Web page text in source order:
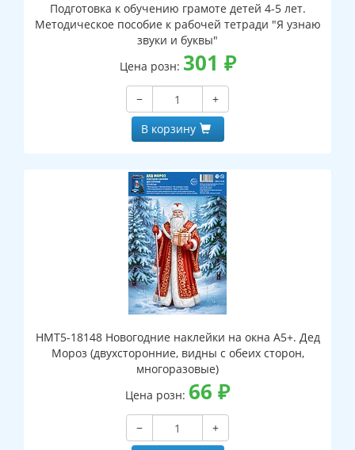
Подготовка к обучению грамоте детей 4-5 лет.
Методическое пособие к рабочей тетради "Я узнаю
звуки и буквы"
Цена розн: 301 ₽
−
+
В корзину
НМТ5-18148 Новогодние наклейки на окна А5+. Дед
Мороз (двухсторонние, видны с обеих сторон,
многоразовые)
Цена розн: 66 ₽
−
+